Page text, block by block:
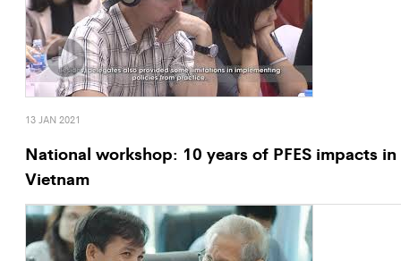
13 JAN 2021
National workshop: 10 years of PFES impacts in
Vietnam